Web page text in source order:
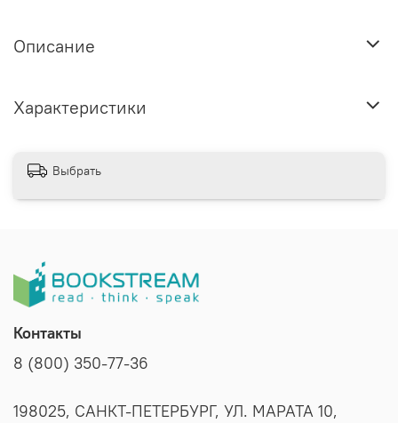
Описание
Характеристики
Выбрать
Контакты
8 (800) 350-77-36
198025, САНКТ-ПЕТЕРБУРГ, УЛ. МАРАТА 10,